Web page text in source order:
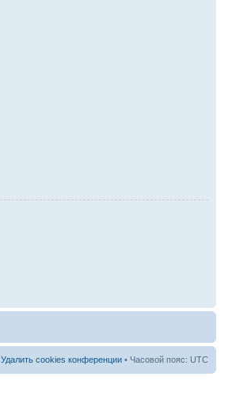
Удалить cookies конференции • Часовой пояс: UTC